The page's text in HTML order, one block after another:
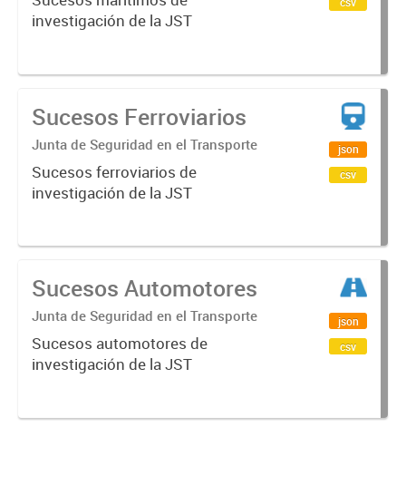
investigación de la JST
Sucesos Ferroviarios
Junta de Seguridad en el Transporte
Sucesos ferroviarios de
investigación de la JST
json
csv
Sucesos Automotores
Junta de Seguridad en el Transporte
Sucesos automotores de
investigación de la JST
json
csv